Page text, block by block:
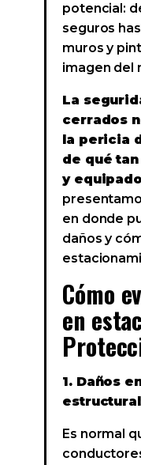
potencial:
seguros
muros y
imagen del
La
cerrados
la pericia
de qué
y
en donde
daños y
Cómo
en
1. Daños
Es normal